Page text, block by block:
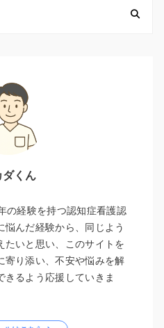
ダくん
の経験を持つ認知症看護認
悩んだ経験から、同じよう
たいと思い、このサイトを
寄り添い、不安や悩みを解
るよう応援していきま